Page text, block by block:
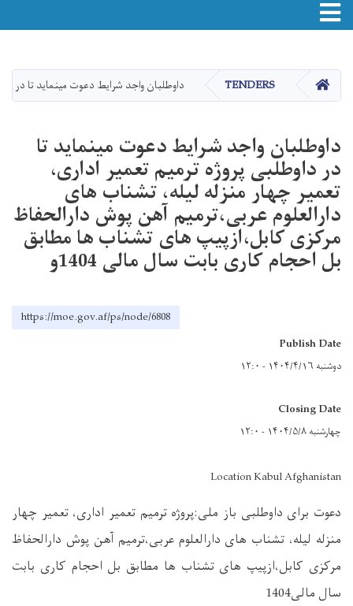
دانګل
Toggle navigation
HOME
TENDERS داوطلبان واجد شرایط دعوت مینماید تا در
داوطلبان واجد شرایط دعوت مینماید تا
در داوطلبی پروژه ترمیم تعمیر اداری،
تعمیر چهار منزله لیله، تشناب های
دارالعلوم عربی،ترمیم آهن پوش دارالحفاظ
مرکزی کابل،ازپیپ های تشناب ها مطابق
بل احجام کاری بابت سال مالی 1404و
https://moe.gov.af/ps/node/6808
Publish Date
دوشنبه ۱۴۰۴/۴/۱۶ - ۱۲:۰
Closing Date
چهارشنبه ۱۴۰۴/۵/۸ - ۱۲:۰
Location Kabul Afghanistan
دعوت برای داوطلبی باز ملی:پروژه ترمیم تعمیر اداری، تعمیر چهار
منزله لیله، تشناب های دارالعلوم عربی،ترمیم آهن پوش دارالحفاظ
مرکزی کابل،ازپیپ های تشناب ها مطابق بل احجام کاری بابت
سال مالی1404